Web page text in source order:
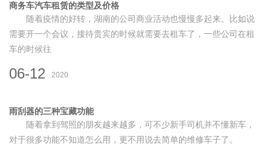
商务车汽车租赁的类型及价格
随着疫情的好转，湖南的公司商业活动也慢慢多起来。比如说
需要开一个会议，接待贵宾的时候就需要去租车了，一些公司在租
车的时候往
06-12 2020
雨刮器的三种宝藏功能
随着拿到驾照的朋友越来越多，可不少新手司机并不懂新车，
对于很多功能不知道怎么用，更不用说去简单的维修车子了。